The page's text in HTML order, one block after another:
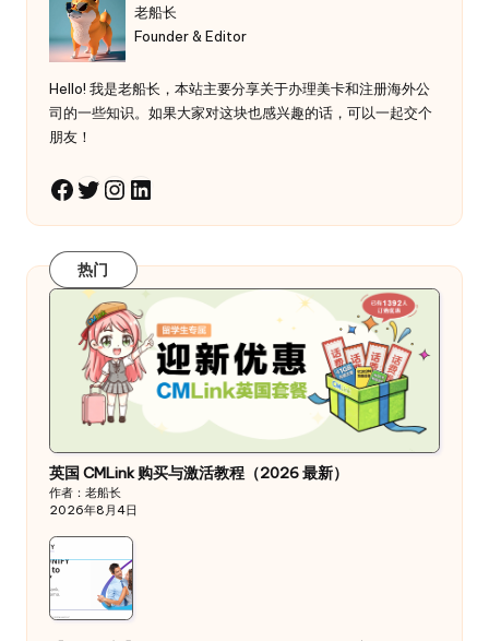
老船长
Founder & Editor
Hello! 我是老船长，本站主要分享关于办理美卡和注册海外公
司的一些知识。如果大家对这块也感兴趣的话，可以一起交个
朋友！
Facebook
Twitter
Instagram
LinkedIn
热门
英国 CMLink 购买与激活教程（2026 最新）
作者：老船长
2026年8月4日